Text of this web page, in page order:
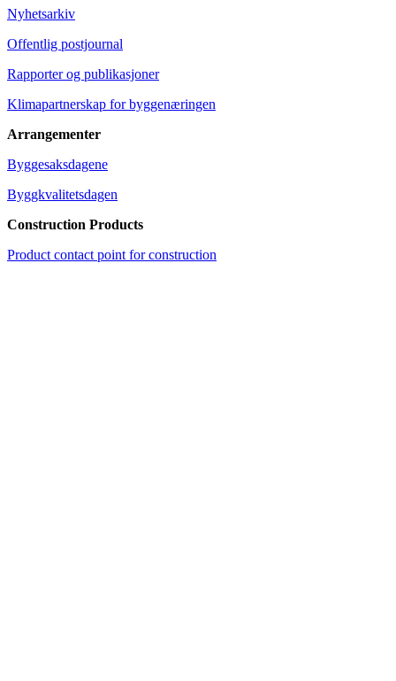
Nyhetsarkiv
Offentlig postjournal
Rapporter og publikasjoner
Klimapartnerskap for byggenæringen
Arrangementer
Byggesaksdagene
Byggkvalitetsdagen
Construction Products
Product contact point for construction